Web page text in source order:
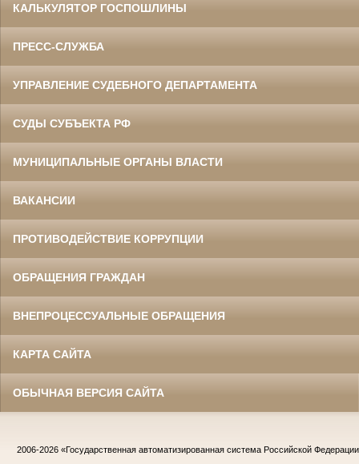
КАЛЬКУЛЯТОР ГОСПОШЛИНЫ
ПРЕСС-СЛУЖБА
УПРАВЛЕНИЕ СУДЕБНОГО ДЕПАРТАМЕНТА
СУДЫ СУБЪЕКТА РФ
МУНИЦИПАЛЬНЫЕ ОРГАНЫ ВЛАСТИ
ВАКАНСИИ
ПРОТИВОДЕЙСТВИЕ КОРРУПЦИИ
ОБРАЩЕНИЯ ГРАЖДАН
ВНЕПРОЦЕССУАЛЬНЫЕ ОБРАЩЕНИЯ
КАРТА САЙТА
ОБЫЧНАЯ ВЕРСИЯ САЙТА
2006-2026 «Государственная автоматизированная система Российской